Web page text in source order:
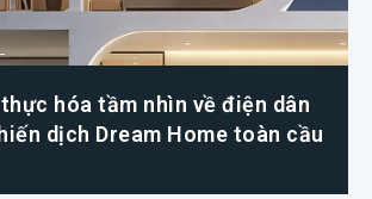
hóa tầm nhìn về điện dân
dịch Dream Home toàn cầu